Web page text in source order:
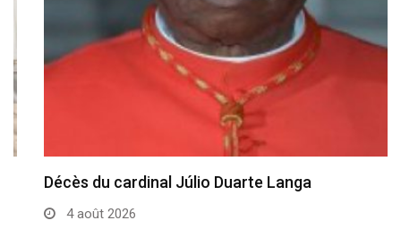
Décès du cardinal Júlio Duarte Langa
4 août 2026